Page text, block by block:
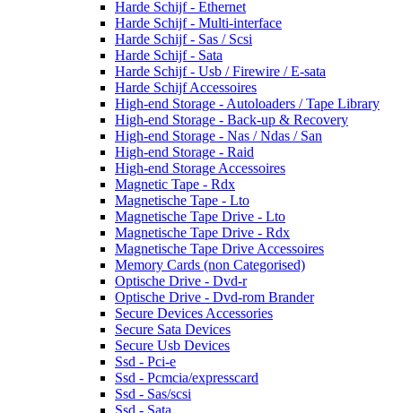
Harde Schijf - Ethernet
Harde Schijf - Multi-interface
Harde Schijf - Sas / Scsi
Harde Schijf - Sata
Harde Schijf - Usb / Firewire / E-sata
Harde Schijf Accessoires
High-end Storage - Autoloaders / Tape Library
High-end Storage - Back-up & Recovery
High-end Storage - Nas / Ndas / San
High-end Storage - Raid
High-end Storage Accessoires
Magnetic Tape - Rdx
Magnetische Tape - Lto
Magnetische Tape Drive - Lto
Magnetische Tape Drive - Rdx
Magnetische Tape Drive Accessoires
Memory Cards (non Categorised)
Optische Drive - Dvd-r
Optische Drive - Dvd-rom Brander
Secure Devices Accessories
Secure Sata Devices
Secure Usb Devices
Ssd - Pci-e
Ssd - Pcmcia/expresscard
Ssd - Sas/scsi
Ssd - Sata